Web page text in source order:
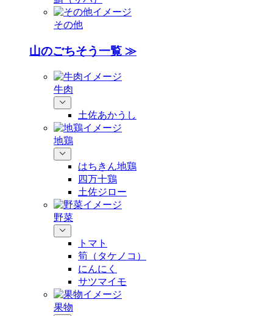
その他
山のごちそう一覧 ≫
牛肉
土佐あかうし
地鶏
はちきん地鶏
四万十鶏
土佐ジロー
野菜
トマト
筍（タケノコ）
にんにく
サツマイモ
果物